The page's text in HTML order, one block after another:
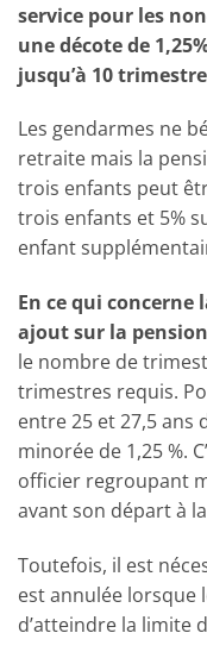
service pour les
une décote de
jusqu’à 10
Les gendarmes ne
retraite mais la
trois enfants peut
trois enfants et 5%
enfant
En ce qui concerne
ajout sur la
le nombre de
trimestres requis.
entre 25 et 27,5 ans
minorée de 1,25 %.
officier regroupant
avant son départ à
Toutefois, il est
est annulée lorsque
d’atteindre la limite